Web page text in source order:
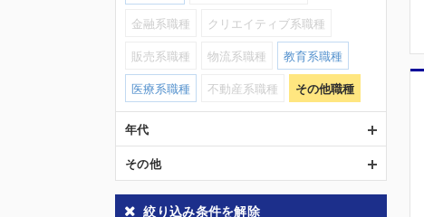
金融系職種
クリエイティブ系職種
販売系職種
物流系職種
教育系職種
医療系職種
不動産系職種 その他職種
年代
その他
絞り込み条件を解除